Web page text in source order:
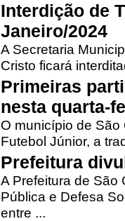
Interdição de
Janeiro/2024
A Secretaria
Cristo ficará
Primeiras
nesta quarta-
O município de
Futebol Júnior, a
Prefeitura
A Prefeitura de São
Pública e Defesa
entre ...